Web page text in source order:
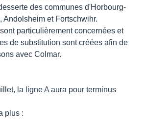
des communes d'Horbourg-
Andolsheim et Fortschwihr.
particulièrement concernées et
de substitution sont créées afin de
avec Colmar.
la ligne A aura pour terminus
plus :